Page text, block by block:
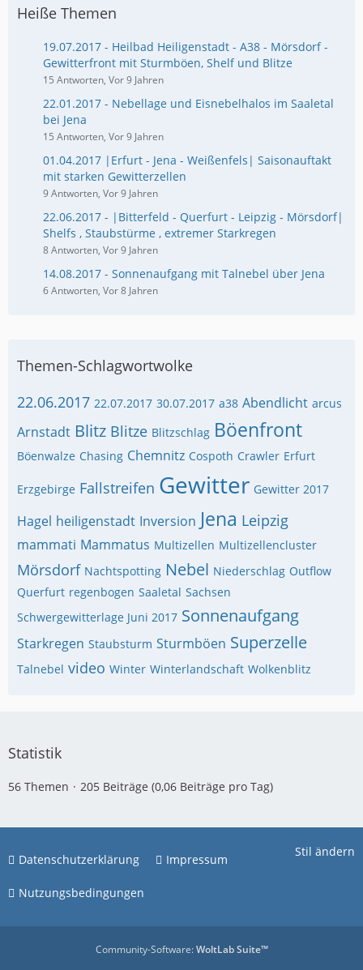
Heiße Themen
19.07.2017 - Heilbad Heiligenstadt - A38 - Mörsdorf -
Gewitterfront mit Sturmböen, Shelf und Blitze
15 Antworten, Vor 9 Jahren
22.01.2017 - Nebellage und Eisnebelhalos im Saaletal
bei Jena
15 Antworten, Vor 9 Jahren
01.04.2017 |Erfurt - Jena - Weißenfels| Saisonauftakt
mit starken Gewitterzellen
9 Antworten, Vor 9 Jahren
22.06.2017 - |Bitterfeld - Querfurt - Leipzig - Mörsdorf|
Shelfs , Staubstürme , extremer Starkregen
8 Antworten, Vor 9 Jahren
14.08.2017 - Sonnenaufgang mit Talnebel über Jena
6 Antworten, Vor 8 Jahren
Themen-Schlagwortwolke
22.06.2017 22.07.2017 30.07.2017 a38 Abendlicht arcus
Arnstadt Blitz Blitze Blitzschlag Böenfront
Böenwalze Chasing Chemnitz Cospoth Crawler Erfurt
Erzgebirge Fallstreifen Gewitter Gewitter 2017
Hagel heiligenstadt Inversion Jena Leipzig
mammati Mammatus Multizellen Multizellencluster
Mörsdorf Nachtspotting Nebel Niederschlag Outflow
Querfurt regenbogen Saaletal Sachsen
Schwergewitterlage Juni 2017 Sonnenaufgang
Starkregen Staubsturm Sturmböen Superzelle
Talnebel video Winter Winterlandschaft Wolkenblitz
Statistik
56 Themen 205 Beiträge (0,06 Beiträge pro Tag)
Stil ändern
Datenschutzerklärung Impressum
Nutzungsbedingungen
Community-Software:WoltLab Suite™